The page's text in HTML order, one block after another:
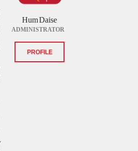
Hum Daise
ADMINISTRATOR
PROFILE